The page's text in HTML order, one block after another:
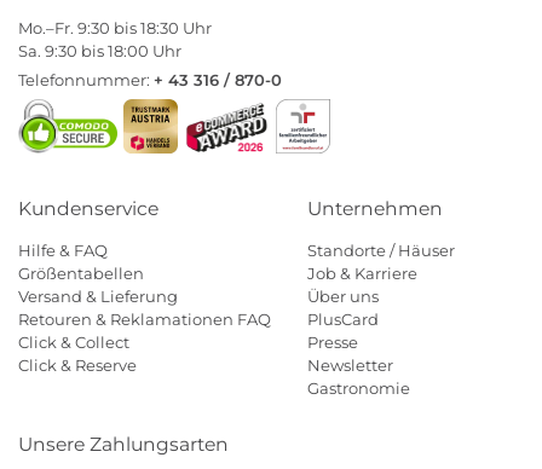
Mo.–Fr. 9:30 bis 18:30 Uhr
Sa. 9:30 bis 18:00 Uhr
Telefonnummer: + 43 316 / 870-0
Kundenservice
Hilfe & FAQ
Größentabellen
Versand & Lieferung
Retouren & Reklamationen FAQ
Click & Collect
Click & Reserve
Unternehmen
Standorte / Häuser
Job & Karriere
Über uns
PlusCard
Presse
Newsletter
Gastronomie
Unsere Zahlungsarten